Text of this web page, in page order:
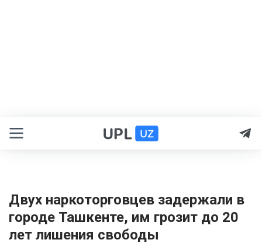
Двух наркоторговцев задержали в
городе Ташкенте, им грозит до 20
лет лишения свободы